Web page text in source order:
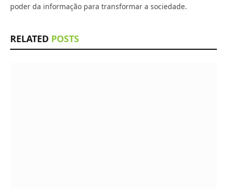
poder da informação para transformar a sociedade.
RELATED POSTS